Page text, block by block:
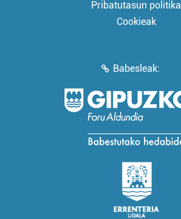
Pribatutasun politika
Cookieak
Babesleak: